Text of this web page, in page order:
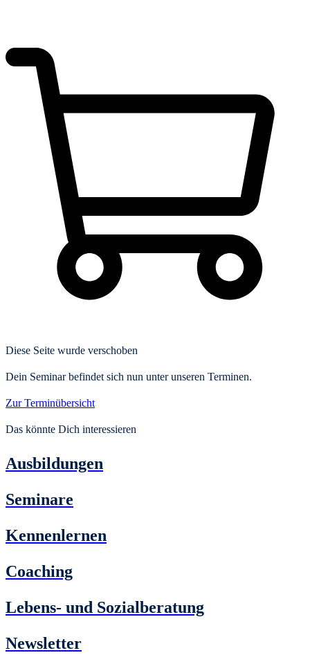
Diese Seite wurde verschoben
Dein Seminar befindet sich nun unter unseren Terminen.
Zur Terminübersicht
Das könnte Dich interessieren
Ausbildungen
Seminare
Kennenlernen
Coaching
Lebens- und Sozialberatung
Newsletter